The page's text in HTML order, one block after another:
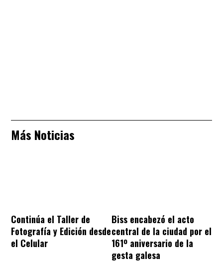
Más Noticias
Continúa el Taller de
Fotografía y Edición desde
el Celular
Biss encabezó el acto
central de la ciudad por el
161º aniversario de la
gesta galesa